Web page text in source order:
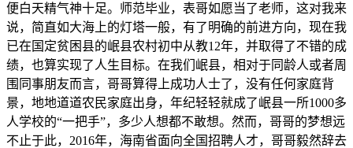
便白天精气神十足。师范毕业，表哥如愿当了老师，这对我来
说，简直如大海上的灯塔一般，有了明确的前进方向，现在我
已在国定贫困县的岷县农村初中从教12年，并取得了不错的成
绩，也算实现了人生目标。在我们岷县，相对于同龄人或者周
围同事朋友而言，哥哥算得上成功人士了，没有任何家庭背
景，地地道道农民家庭出身，年纪轻轻就成了岷县一所1000多
人学校的“一把手”，多少人想都不敢想。然而，哥哥的梦想远
不止于此，2016年，海南省面向全国招聘人才，哥哥毅然辞去